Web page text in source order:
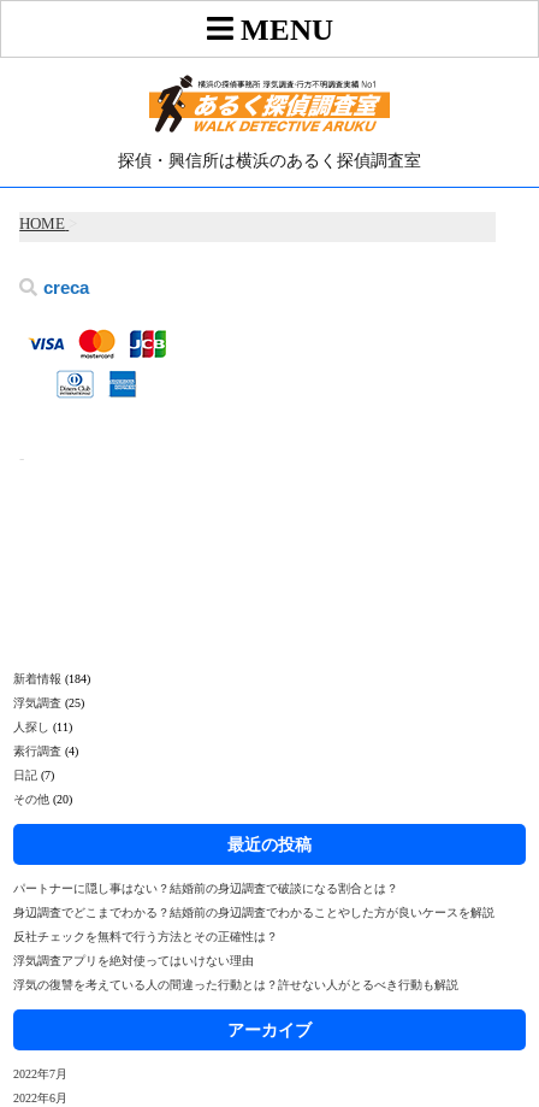
探偵・興信所は横浜のあるく探偵調査室
HOME
creca
-
新着情報 (184)
浮気調査 (25)
人探し
(11)
素行調査 (4)
日記 (7)
その他 (20)
最近の投稿
パートナーに隠し事はない？結婚前の身辺調査で破談になる割合とは？
身辺調査でどこまでわかる？結婚前の身辺調査でわかることやした方が良いケースを解説
反社チェックを無料で行う方法とその正確性は？
浮気調査アプリを絶対使ってはいけない理由
浮気の復讐を考えている人の間違った行動とは？許せない人がとるべき行動も解説
アーカイブ
2022年7月
2022年6月